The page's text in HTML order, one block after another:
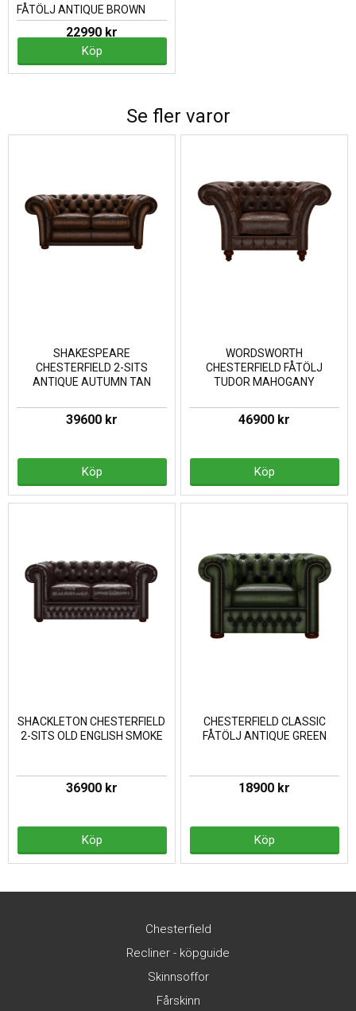
FÅTÖLJ ANTIQUE BROWN
22990 kr
Köp
Se fler varor
SHAKESPEARE
CHESTERFIELD 2-SITS
ANTIQUE AUTUMN TAN
39600 kr
Köp
WORDSWORTH
CHESTERFIELD FÅTÖLJ
TUDOR MAHOGANY
46900 kr
Köp
SHACKLETON CHESTERFIELD
2-SITS OLD ENGLISH SMOKE
36900 kr
Köp
CHESTERFIELD CLASSIC
FÅTÖLJ ANTIQUE GREEN
18900 kr
Köp
Chesterfield
Recliner - köpguide
Skinnsoffor
Fårskinn